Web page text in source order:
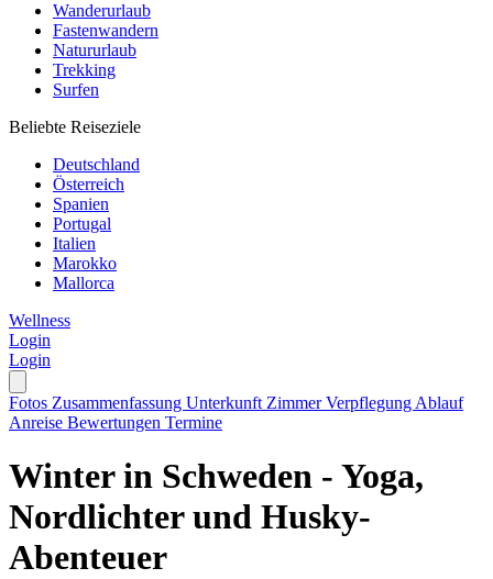
Wanderurlaub
Fastenwandern
Natururlaub
Trekking
Surfen
Beliebte Reiseziele
Deutschland
Österreich
Spanien
Portugal
Italien
Marokko
Mallorca
Wellness
Login
Login
Fotos Zusammenfassung Unterkunft ZimmerVerpflegung Ablauf
Anreise Bewertungen Termine
Winter in Schweden - Yoga,
Nordlichter und Husky-
Abenteuer